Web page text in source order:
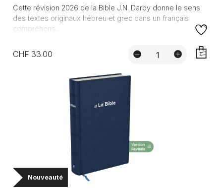
Cette révision 2026 de la Bible J.N. Darby donne le sens
des textes originaux hébreu et grec dans un français
compréhens...
CHF 33.00
Nouveauté